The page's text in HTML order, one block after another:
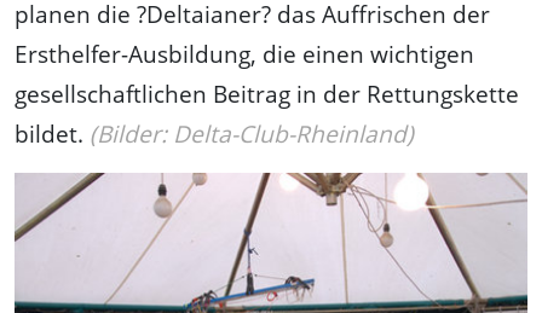
planen die ?Deltaianer? das Auffrischen der
Ersthelfer-Ausbildung, die einen wichtigen
gesellschaftlichen Beitrag in der Rettungskette
bildet. (Bilder: Delta-Club-Rheinland)